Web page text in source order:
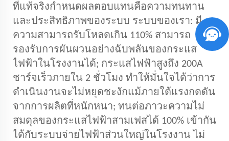
ที่แท้จริงกำหนดผลตอบแทนคือความทนทาน
และประสิทธิภาพของระบบ ระบบของเรา: มี
ความสามารถรับโหลดเกิน 110% สามารถ
รองรับการผันผวนอย่างฉับพลันของกระแส
ไฟฟ้าในโรงงานได้; กระแสไฟฟ้าสูงถึง 200A
ชาร์จเร็วภายใน 2 ชั่วโมง ทำให้มั่นใจได้ว่าการ
ดำเนินงานจะไม่หยุดชะงักแม้ภายใต้แรงกดดัน
จากการผลิตที่หนักหนา; ทนต่อภาวะความไม่
สมดุลของกระแสไฟฟ้าสามเฟสได้ 100% เข้ากัน
ได้กับระบบจ่ายไฟฟ้าส่วนใหญ่ในโรงงาน ไม่